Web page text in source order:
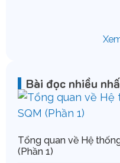
Bài đọc nhiều
Tổng quan về Hệ
(Phần 1)